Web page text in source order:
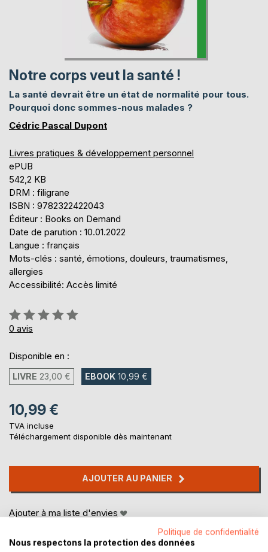
Notre corps veut la santé !
La santé devrait être un état de normalité pour tous.
Pourquoi donc sommes-nous malades ?
Cédric Pascal Dupont
Livres pratiques & développement personnel
ePUB
542,2 KB
DRM : filigrane
ISBN : 9782322422043
Éditeur : Books on Demand
Date de parution : 10.01.2022
Langue : français
Mots-clés : santé, émotions, douleurs, traumatismes,
allergies
Accessibilité: Accès limité
Évaluation:
0%
0 avis
Disponible en :
LIVRE 23,00 € EBOOK 10,99 €
10,99 €
TVA incluse
Téléchargement disponible dès maintenant
AJOUTER AU PANIER
Ajouter à ma liste d'envies
Politique de confidentialité
Nous respectons la protection des données